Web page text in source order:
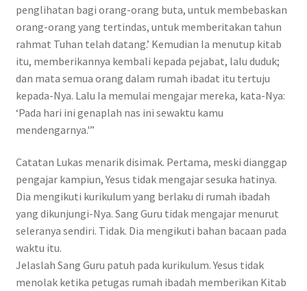
penglihatan bagi orang-orang buta, untuk membebaskan
orang-orang yang tertindas, untuk memberitakan tahun
rahmat Tuhan telah datang.’ Kemudian Ia menutup kitab
itu, memberikannya kembali kepada pejabat, lalu duduk;
dan mata semua orang dalam rumah ibadat itu tertuju
kepada-Nya. Lalu Ia memulai mengajar mereka, kata-Nya:
‘Pada hari ini genaplah nas ini sewaktu kamu
mendengarnya.'”
Catatan Lukas menarik disimak. Pertama, meski dianggap
pengajar kampiun, Yesus tidak mengajar sesuka hatinya.
Dia mengikuti kurikulum yang berlaku di rumah ibadah
yang dikunjungi-Nya. Sang Guru tidak mengajar menurut
seleranya sendiri. Tidak. Dia mengikuti bahan bacaan pada
waktu itu.
Jelaslah Sang Guru patuh pada kurikulum. Yesus tidak
menolak ketika petugas rumah ibadah memberikan Kitab